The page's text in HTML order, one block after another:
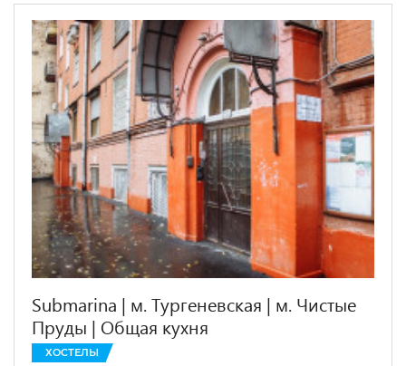
Submarina | м. Тургеневская | м. Чистые
Пруды | Общая кухня
ХОСТЕЛЫ